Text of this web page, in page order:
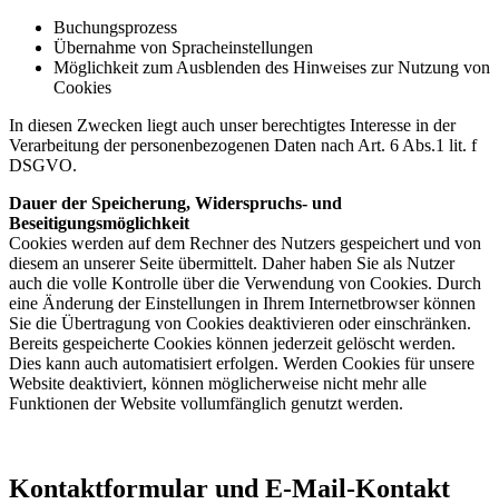
Buchungsprozess
Übernahme von Spracheinstellungen
Möglichkeit zum Ausblenden des Hinweises zur Nutzung von
Cookies
In diesen Zwecken liegt auch unser berechtigtes Interesse in der
Verarbeitung der personenbezogenen Daten nach Art. 6 Abs.1 lit. f
DSGVO.
Dauer der Speicherung, Widerspruchs- und
Beseitigungsmöglichkeit
Cookies werden auf dem Rechner des Nutzers gespeichert und von
diesem an unserer Seite übermittelt. Daher haben Sie als Nutzer
auch die volle Kontrolle über die Verwendung von Cookies. Durch
eine Änderung der Einstellungen in Ihrem Internetbrowser können
Sie die Übertragung von Cookies deaktivieren oder einschränken.
Bereits gespeicherte Cookies können jederzeit gelöscht werden.
Dies kann auch automatisiert erfolgen. Werden Cookies für unsere
Website deaktiviert, können möglicherweise nicht mehr alle
Funktionen der Website vollumfänglich genutzt werden.
Kontaktformular und E-Mail-Kontakt